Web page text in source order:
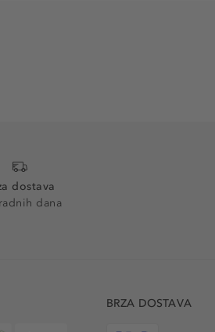
dostava
dana
BRZA DOSTAVA